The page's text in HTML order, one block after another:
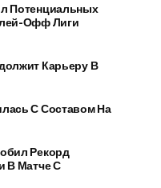
Потенциальных
Офф Лиги
Карьеру В
С Составом На
Рекорд
В Матче С